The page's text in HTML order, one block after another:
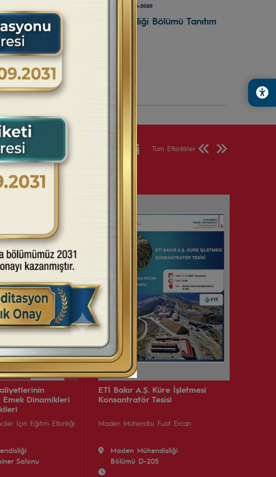
KTÜ Maden Mühendisliği Bölümü Tanıtım
Videosu (2020-2021)
30 Eylül 2020
Tüm Etkinlikler
Önceki SayfaSonraki Sayfa
Dinamikleri
İçin Eğitim Etkinliği
Salonu
ETİ Bakır A.Ş. Küre İşletmesi
Konsantratör Tesisi
Maden Mühendisi Fuat Ercan
Maden Mühendisliği
Bölümü D-205